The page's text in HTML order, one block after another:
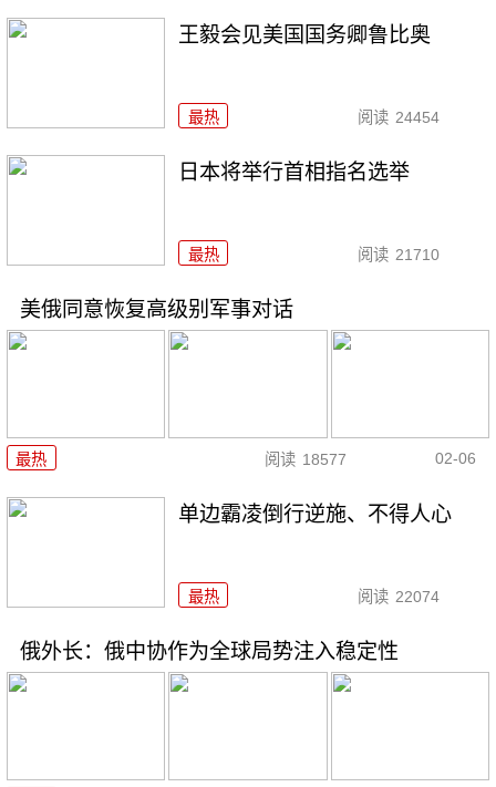
王毅会见美国国务卿鲁比奥
最热 阅读 24454
日本将举行首相指名选举
最热 阅读 21710
美俄同意恢复高级别军事对话
最热 阅读 18577 02-06
单边霸凌倒行逆施、不得人心
最热 阅读 22074
俄外长：俄中协作为全球局势注入稳定性